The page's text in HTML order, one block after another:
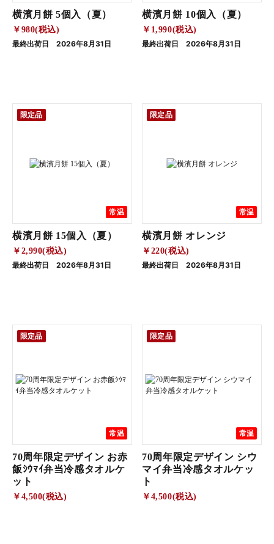
横濱月餅 5個入（夏）
￥980(税込)
最終出荷日 2026年8月31日
横濱月餅 10個入（夏）
￥1,990(税込)
最終出荷日 2026年8月31日
限定品
常温
横濱月餅 15個入（夏）
￥2,990(税込)
最終出荷日 2026年8月31日
限定品
常温
横濱月餅 オレンジ
￥220(税込)
最終出荷日 2026年8月31日
限定品
常温
70周年限定デザイン お赤
飯ｼｳﾏｲ弁当冷感タオルケ
ット
￥4,500(税込)
限定品
常温
70周年限定デザイン シウ
マイ弁当冷感タオルケッ
ト
￥4,500(税込)